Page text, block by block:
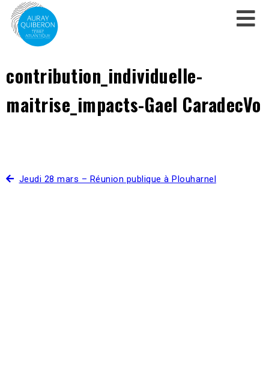
contribution_individuelle-
maitrise_impacts-Gael CaradecVo
Jeudi 28 mars – Réunion publique à Plouharnel